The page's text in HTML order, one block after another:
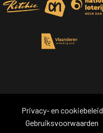
Privacy- en cookiebeleid
Gebruiksvoorwaarden